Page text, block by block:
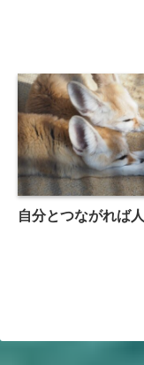
自分とつながれば